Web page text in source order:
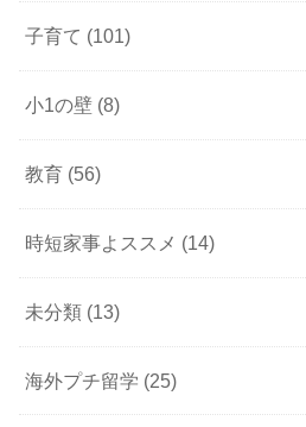
子育て (101)
小1の壁 (8)
教育 (56)
時短家事よススメ (14)
未分類 (13)
海外プチ留学 (25)